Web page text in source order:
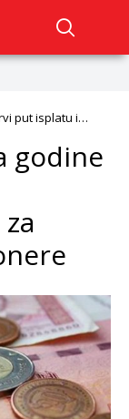
put isplatu i
godine